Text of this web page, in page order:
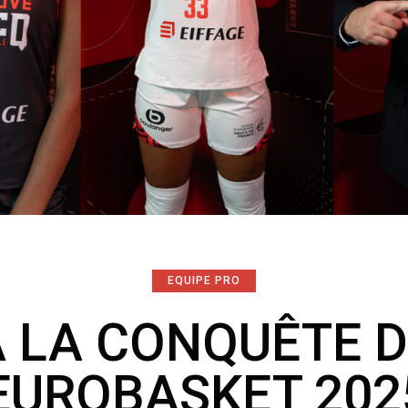
EQUIPE PRO
LA CONQUÊTE